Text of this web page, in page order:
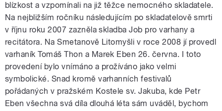
blízkost a vzpomínali na již těžce nemocného skladatele.
Na nejbližším ročníku následujícím po skladatelově smrti
v říjnu roku 2007 zazněla skladba Job pro varhany a
recitátora. Na Smetanově Litomyšli v roce 2008 jí provedl
varhaník Tomáš Thon a Marek Eben 26. června. I toto
provedení bylo vnímáno a prožíváno jako velmi
symbolické. Snad kromě varhanních festivalů
pořádaných v pražském Kostele sv. Jakuba, kde Petr
Eben všechna svá díla dlouhá léta sám uváděl, bychom